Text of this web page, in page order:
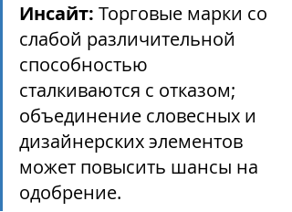
Инсайт: Торговые марки со
слабой различительной
способностью
сталкиваются с отказом;
объединение словесных и
дизайнерских элементов
может повысить шансы на
одобрение.